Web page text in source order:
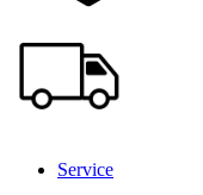
Service